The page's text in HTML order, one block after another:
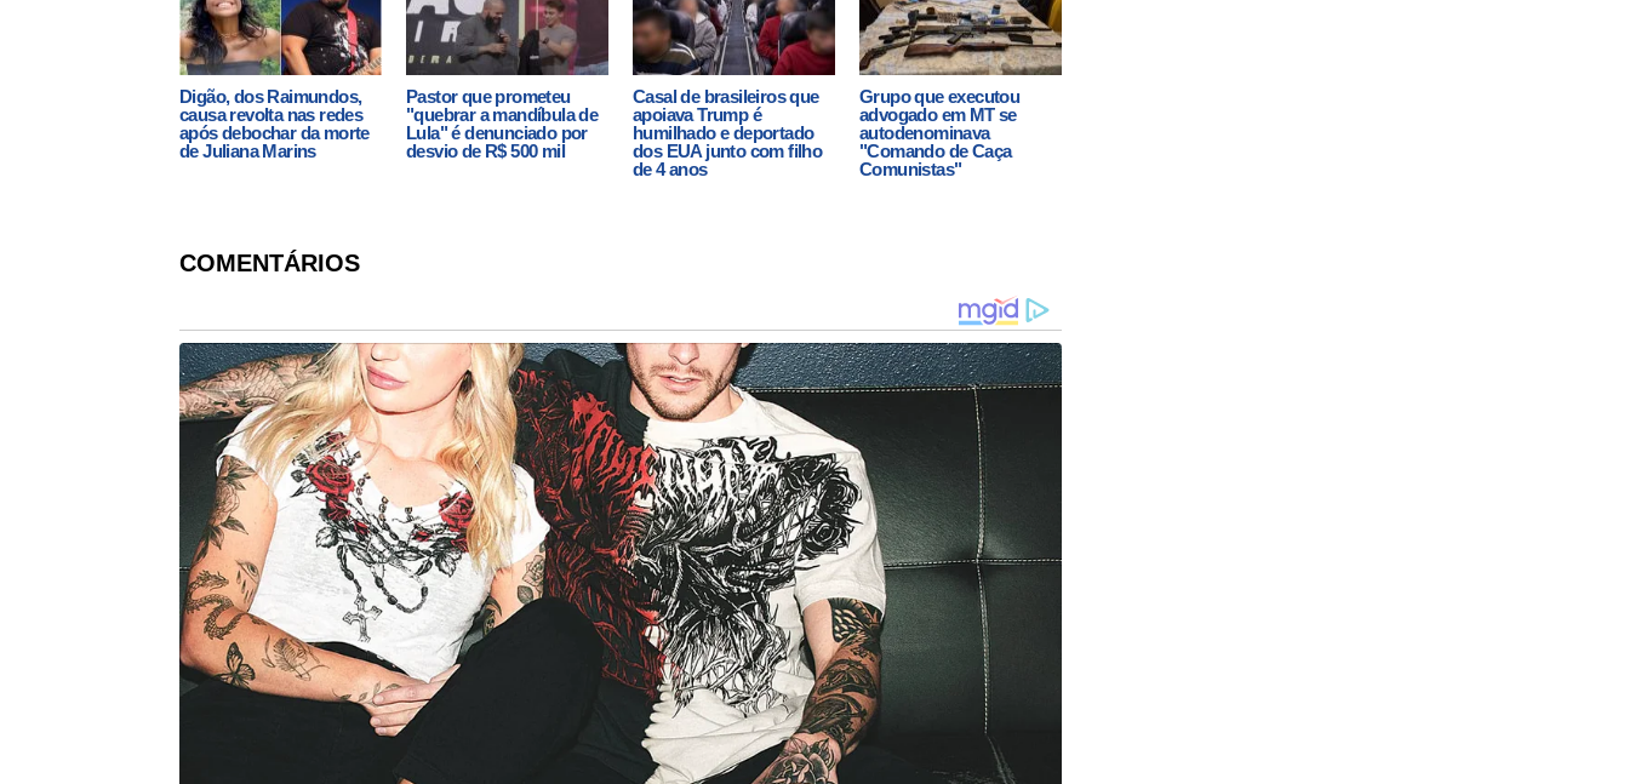
Digão, dos Raimundos,
causa revolta nas redes
após debochar da morte
de Juliana Marins
Pastor que prometeu
"quebrar a mandíbula de
Lula" é denunciado por
desvio de R$ 500 mil
Casal de brasileiros que
apoiava Trump é
humilhado e deportado
dos EUA junto com filho
de 4 anos
Grupo que executou
advogado em MT se
autodenominava
"Comando de Caça
Comunistas"
COMENTÁRIOS